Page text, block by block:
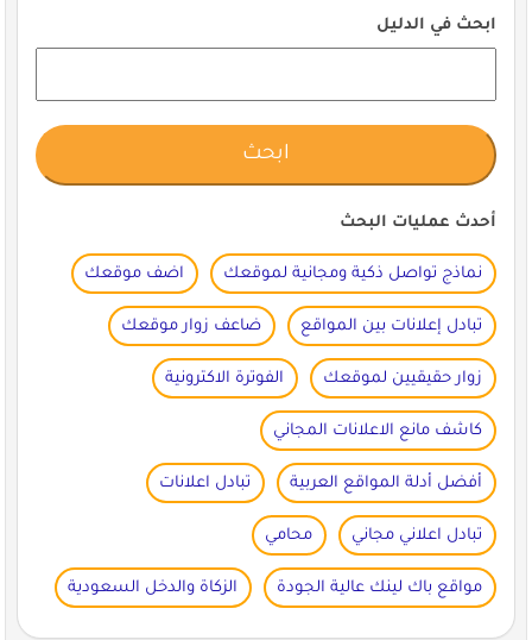
ابحث في الدليل
أحدث عمليات البحث
نماذج تواصل ذكية ومجانية لموقعك اضف موقعك
تبادل إعلانات بين المواقع ضاعف زوار موقعك
زوار حقيقيين لموقعك الفوترة الاكترونية
كاشف مانع الاعلانات المجاني
أفضل أدلة المواقع العربية تبادل اعلانات
تبادل اعلاني مجاني محامي
مواقع باك لينك عالية الجودة الزكاة والدخل السعودية